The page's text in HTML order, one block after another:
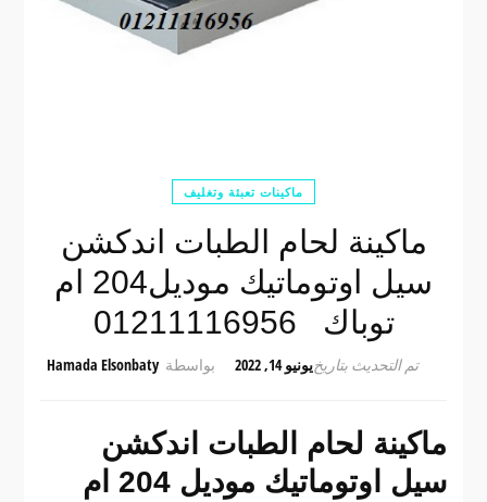
ماكينات تعبئة وتغليف
ماكينة لحام الطبات اندكشن
سيل اوتوماتيك موديل204 ام
توباك 01211116956
بواسطة Hamada Elsonbaty تم التحديث بتاريخيونيو 14, 2022
ماكينة لحام الطبات اندكشن
سيل اوتوماتيك موديل 204 ام